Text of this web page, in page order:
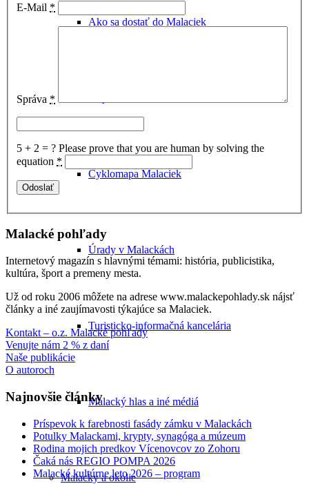
Ako sa dostať do Malaciek
Cyklomapa Malaciek
Úrady v Malackách
Turisticko-informačná kancelária
Malacký hlas a iné médiá
Malacky a okolie
E-Mail *
Správa *
5 + 2 = ? Please prove that you are human by solving the
equation *
Malacké pohľady
Internetový magazín s hlavnými témami: história, publicistika,
kultúra, šport a premeny mesta.
Už od roku 2006 môžete na adrese www.malackepohlady.sk nájsť
články a iné zaujímavosti týkajúce sa Malaciek.
Kontakt – o.z. Malacké pohľady
Venujte nám 2 % z daní
Naše publikácie
O autoroch
Najnovšie články
Príspevok k farebnosti fasády zámku v Malackách
Potulky Malackami, krypty, synagóga a múzeum
Rodina mojich predkov Vícenovcov zo Zohoru
Čaká nás REGIO POMPA 2026
Malacké kultúrne leto 2026 – program